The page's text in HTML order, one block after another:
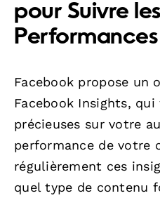
pour Suivre les
Performances
Facebook propose un
Facebook Insights,
précieuses sur votre
performance de votre
régulièrement ces
quel type de contenu